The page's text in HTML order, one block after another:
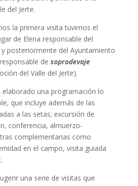
del Jerte.
la primera visita tuvimos el
de Elena responsable del
posteriormente del Ayuntamiento
de soprodevaje
del Valle del Jerte).
una programación lo
que incluye además de las
a las setas; excursión de
conferencia, almuerzo-
complementarias como
en el campo, visita guiada
una serie de visitas que